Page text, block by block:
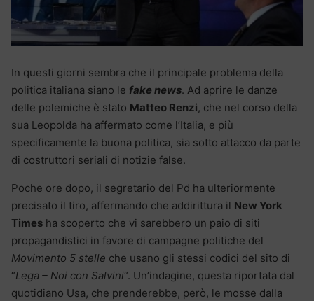
In questi giorni sembra che il principale problema della
politica italiana siano le fake news. Ad aprire le danze
delle polemiche è stato Matteo Renzi, che nel corso della
sua Leopolda ha affermato come l’Italia, e più
specificamente la buona politica, sia sotto attacco da parte
di costruttori seriali di notizie false.
Poche ore dopo, il segretario del Pd ha ulteriormente
precisato il tiro, affermando che addirittura il New York
Times ha scoperto che vi sarebbero un paio di siti
propagandistici in favore di campagne politiche del
Movimento 5 stelle che usano gli stessi codici del sito di
“Lega – Noi con Salvini“. Un’indagine, questa riportata dal
quotidiano Usa, che prenderebbe, però, le mosse dalla